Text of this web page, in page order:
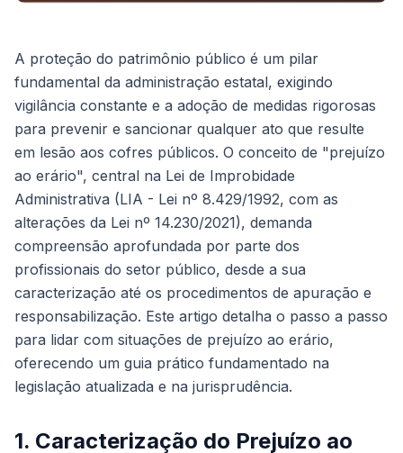
A proteção do patrimônio público é um pilar
fundamental da administração estatal, exigindo
vigilância constante e a adoção de medidas rigorosas
para prevenir e sancionar qualquer ato que resulte
em lesão aos cofres públicos. O conceito de "prejuízo
ao erário", central na Lei de Improbidade
Administrativa (LIA - Lei nº 8.429/1992, com as
alterações da Lei nº 14.230/2021), demanda
compreensão aprofundada por parte dos
profissionais do setor público, desde a sua
caracterização até os procedimentos de apuração e
responsabilização. Este artigo detalha o passo a passo
para lidar com situações de prejuízo ao erário,
oferecendo um guia prático fundamentado na
legislação atualizada e na jurisprudência.
1. Caracterização do Prejuízo ao